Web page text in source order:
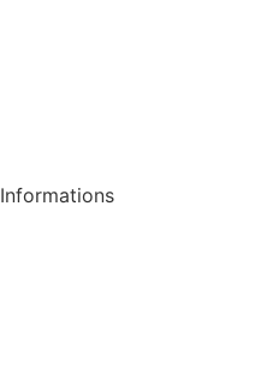
Informations